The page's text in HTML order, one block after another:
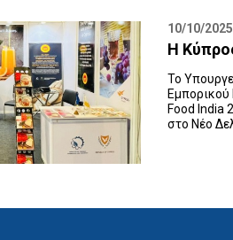
10/10/2025
Η
Το
Εμπορικού
Food India
στο Νέο